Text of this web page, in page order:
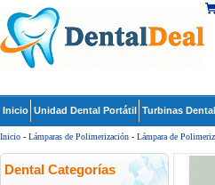
Inicio Unidad Dental Portátil Turbinas
Inicio - Lámparas de Polimerización - Lámpara de
Dental Categorías